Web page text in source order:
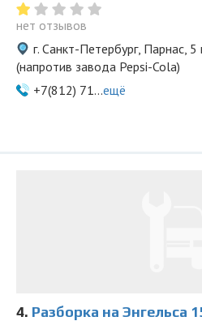
нет отзывов
г. Санкт-Петербург, Парнас,
(напротив завода Pepsi-Cola)
+7(812) 71...ещё
4. Разборка на Энгельса